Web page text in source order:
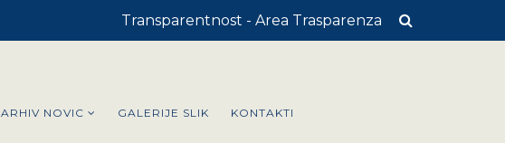
Transparentnost - Area Trasparenza
ARHIV NOVIC GALERIJE SLIK KONTAKTI